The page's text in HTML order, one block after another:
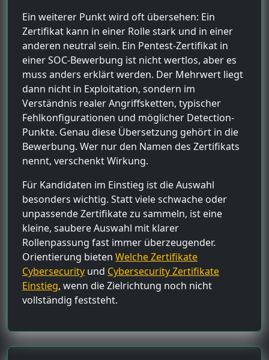
Ein weiterer Punkt wird oft übersehen: Ein
Zertifikat kann in einer Rolle stark und in einer
anderen neutral sein. Ein Pentest-Zertifikat in
einer SOC-Bewerbung ist nicht wertlos, aber es
muss anders erklärt werden. Der Mehrwert liegt
dann nicht in Exploitation, sondern im
Verständnis realer Angriffsketten, typischer
Fehlkonfigurationen und möglicher Detection-
Punkte. Genau diese Übersetzung gehört in die
Bewerbung. Wer nur den Namen des Zertifikats
nennt, verschenkt Wirkung.
Für Kandidaten im Einstieg ist die Auswahl
besonders wichtig. Statt viele schwache oder
unpassende Zertifikate zu sammeln, ist eine
kleine, saubere Auswahl mit klarer
Rollenpassung fast immer überzeugender.
Orientierung bieten Welche Zertifikate
Cybersecurity und Cybersecurity Zertifikate
Einstieg, wenn die Zielrichtung noch nicht
vollständig feststeht.